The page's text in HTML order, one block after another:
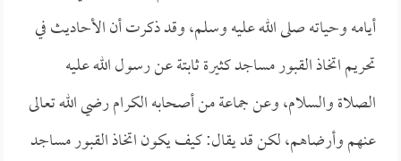
أيامه وحياته صلى الله عليه وسلم، وقد ذكرت أن الأحاديث في
تحريم اتخاذ القبور مساجد كثيرة ثابتة عن رسول الله عليه
الصلاة والسلام، وعن جماعة من أصحابه الكرام رضي الله تعالى
عنهم وأرضاهم، لكن قد يقال: كيف يكون اتخاذ القبور مساجد